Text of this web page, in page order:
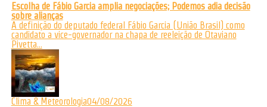
Escolha de Fábio Garcia amplia negociações; Podemos adia decisão
sobre alianças
A definição do deputado federal Fábio Garcia (União Brasil) como
candidato a vice-governador na chapa de reeleição de Otaviano
Pivetta...
Clima & Meteorologia04/08/2026